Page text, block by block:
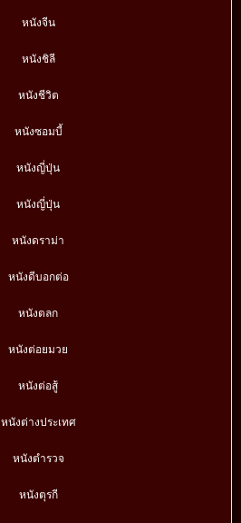
หนังจีน
หนังชิลี
หนังชีวิต
หนังซอมบี้
หนังญี่ปุ่น
หนังญี่ปุ่น
หนังดราม่า
หนังดีบอกต่อ
หนังตลก
หนังต่อยมวย
หนังต่อสู้
หนังต่างประเทศ
หนังตำรวจ
หนังตุรกี